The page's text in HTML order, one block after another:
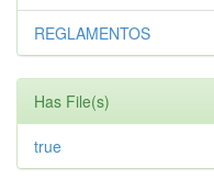
REGLAMENTOS
Has File(s)
true